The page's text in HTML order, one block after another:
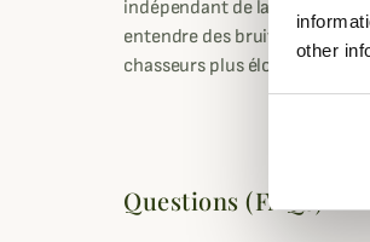
other
indépendant de la tonalité,
entendre des bruits faibles
chasseurs plus éloignés.
Questions (FAQs)